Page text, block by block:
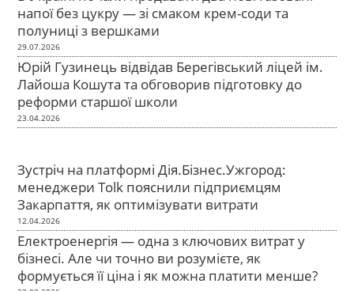
напої без цукру — зі смаком крем-соди та
полуниці з вершками
29.07.2026
Юрій Гузинець відвідав Берегівський ліцей ім.
Лайоша Кошута та обговорив підготовку до
реформи старшої школи
23.04.2026
Зустріч на платформі Дія.Бізнес.Ужгород:
менеджери Tolk пояснили підприємцям
Закарпаття, як оптимізувати витрати
12.04.2026
Електроенергія — одна з ключових витрат у
бізнесі. Але чи точно ви розумієте, як
формується її ціна і як можна платити менше?